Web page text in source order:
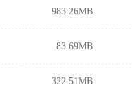
983.26MB
83.69MB
322.51MB